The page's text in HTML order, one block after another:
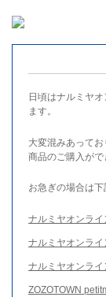
日頃はナルミヤ
ます。
大変混みあって
商品のご購入がで
お急ぎの場合は下
ナルミヤオンラ
ナルミヤオンラ
ナルミヤオンラ
ZOZOTOWN